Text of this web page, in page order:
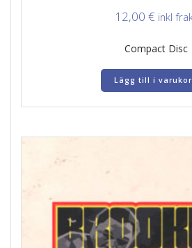
12,00 € inkl
Compact Disc
Lägg till i